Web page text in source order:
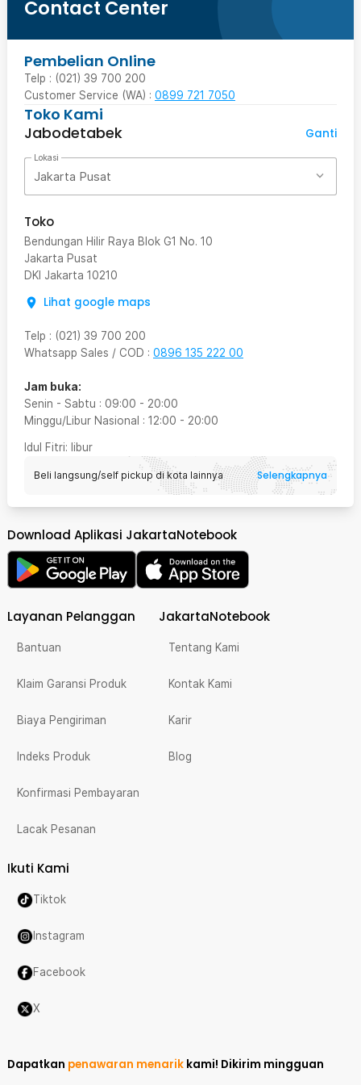
Contact Center
Pembelian Online
Telp : (021) 39 700 200
Customer Service (WA) : 0899 721 7050
Toko Kami
Jabodetabek
Ganti
Lokasi
Jakarta Pusat
Toko
Bendungan Hilir Raya Blok G1 No. 10
Jakarta Pusat
DKI Jakarta 10210
Lihat google maps
Telp : (021) 39 700 200
Whatsapp Sales / COD : 0896 135 222 00
Jam buka:
Senin - Sabtu : 09:00 - 20:00
Minggu/Libur Nasional : 12:00 - 20:00
Idul Fitri: libur
Beli langsung/self pickup di kota lainnya Selengkapnya
Download Aplikasi JakartaNotebook
Layanan Pelanggan
Bantuan
Klaim Garansi Produk
Biaya Pengiriman
Indeks Produk
Konfirmasi Pembayaran
Lacak Pesanan
JakartaNotebook
Tentang Kami
Kontak Kami
Karir
Blog
Ikuti Kami
Tiktok
Instagram
Facebook
X
Dapatkan penawaran menarik kami! Dikirim mingguan